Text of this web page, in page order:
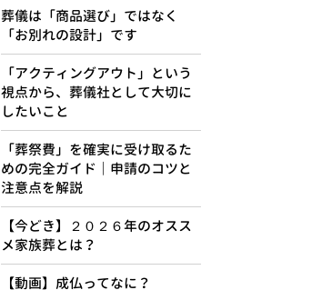
葬儀は「商品選び」ではなく
「お別れの設計」です
「アクティングアウト」という
視点から、葬儀社として大切に
したいこと
「葬祭費」を確実に受け取るた
めの完全ガイド｜申請のコツと
注意点を解説
【今どき】２０２６年のオスス
メ家族葬とは？
【動画】成仏ってなに？